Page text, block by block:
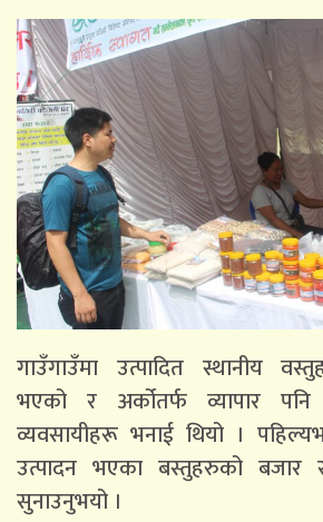
गाउँगाउँमा उत्पादित स्थानीय
भएको र अर्कोतर्फ व्यापार
व्यवसायीहरू भनाई थियो ।
उत्पादन भएका बस्तुहरुको बजार
सुनाउनुभयो ।